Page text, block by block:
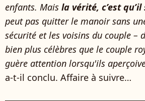
enfants. Mais la vérité, c’est qu’il
peut pas quitter le manoir sans
sécurité et les voisins du couple –
bien plus célèbres que le couple
guère attention lorsqu'ils
a-t-il conclu. Affaire à suivre…